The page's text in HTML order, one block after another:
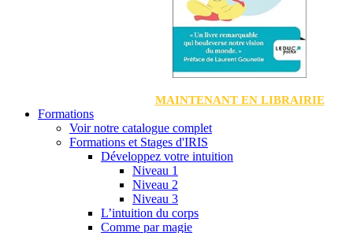
MAINTENANT EN LIBRAIRIE
Formations
Voir notre catalogue complet
Formations et Stages d'IRIS
Développez votre intuition
Niveau 1
Niveau 2
Niveau 3
L’intuition du corps
Comme par magie